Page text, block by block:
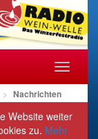
öffnen/
Nachrichten
Website weiter
zu. Mehr